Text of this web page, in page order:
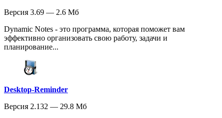
Версия 3.69 — 2.6 Мб
Dynamic Notes - это программа, которая поможет вам
эффективно организовать свою работу, задачи и
планирование...
Desktop-Reminder
Версия 2.132 — 29.8 Мб